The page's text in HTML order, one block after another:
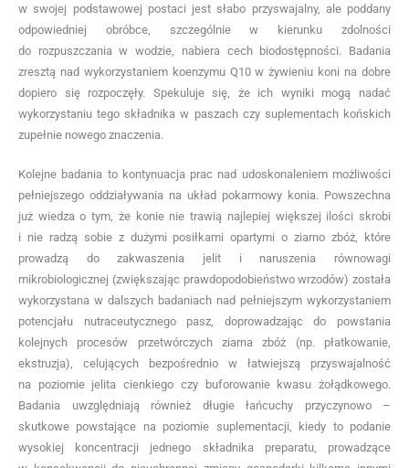
w swojej podstawowej postaci jest słabo przyswajalny, ale poddany
odpowiedniej obróbce, szczególnie w kierunku zdolności
do rozpuszczania w wodzie, nabiera cech biodostępności. Badania
zresztą nad wykorzystaniem koenzymu Q10 w żywieniu koni na dobre
dopiero się rozpoczęły. Spekuluje się, że ich wyniki mogą nadać
wykorzystaniu tego składnika w paszach czy suplementach końskich
zupełnie nowego znaczenia.
Kolejne badania to kontynuacja prac nad udoskonaleniem możliwości
pełniejszego oddziaływania na układ pokarmowy konia. Powszechna
już wiedza o tym, że konie nie trawią najlepiej większej ilości skrobi
i nie radzą sobie z dużymi posiłkami opartymi o ziarno zbóż, które
prowadzą do zakwaszenia jelit i naruszenia równowagi
mikrobiologicznej (zwiększając prawdopodobieństwo wrzodów) została
wykorzystana w dalszych badaniach nad pełniejszym wykorzystaniem
potencjału nutraceutycznego pasz, doprowadzając do powstania
kolejnych procesów przetwórczych ziarna zbóż (np. płatkowanie,
ekstruzja), celujących bezpośrednio w łatwiejszą przyswajalność
na poziomie jelita cienkiego czy buforowanie kwasu żołądkowego.
Badania uwzględniają również długie łańcuchy przyczynowo –
skutkowe powstające na poziomie suplementacji, kiedy to podanie
wysokiej koncentracji jednego składnika preparatu, prowadzące